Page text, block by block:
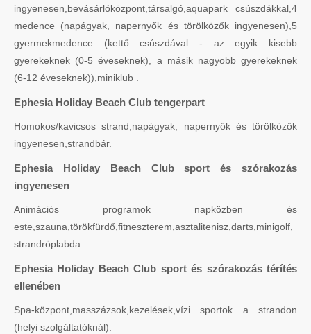
ingyenesen,bevásárlóközpont,társalgó,aquapark csúszdákkal,4
medence (napágyak, napernyők és törölközők ingyenesen),5
gyermekmedence (kettő csúszdával - az egyik kisebb
gyerekeknek (0-5 éveseknek), a másik nagyobb gyerekeknek
(6-12 éveseknek)),miniklub .
Ephesia Holiday Beach Club tengerpart
Homokos/kavicsos strand,napágyak, napernyők és törölközők
ingyenesen,strandbár.
Ephesia Holiday Beach Club sport és szórakozás
ingyenesen
Animációs programok napközben és
este,szauna,törökfürdő,fitneszterem,asztalitenisz,darts,minigolf,
strandröplabda.
Ephesia Holiday Beach Club sport és szórakozás térítés
ellenében
Spa-központ,masszázsok,kezelések,vízi sportok a strandon
(helyi szolgáltatóknál).